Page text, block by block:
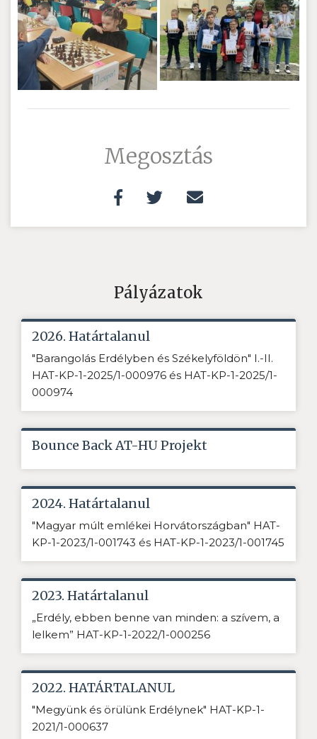
Megosztás
Pályázatok
2026. Határtalanul
"Barangolás Erdélyben és Székelyföldön" I.-II.
HAT-KP-1-2025/1-000976 és HAT-KP-1-2025/1-
000974
Bounce Back AT-HU Projekt
2024. Határtalanul
"Magyar múlt emlékei Horvátországban" HAT-
KP-1-2023/1-001743 és HAT-KP-1-2023/1-001745
2023. Határtalanul
„Erdély, ebben benne van minden: a szívem, a
lelkem” HAT-KP-1-2022/1-000256
2022. HATÁRTALANUL
"Megyünk és örülünk Erdélynek" HAT-KP-1-
2021/1-000637